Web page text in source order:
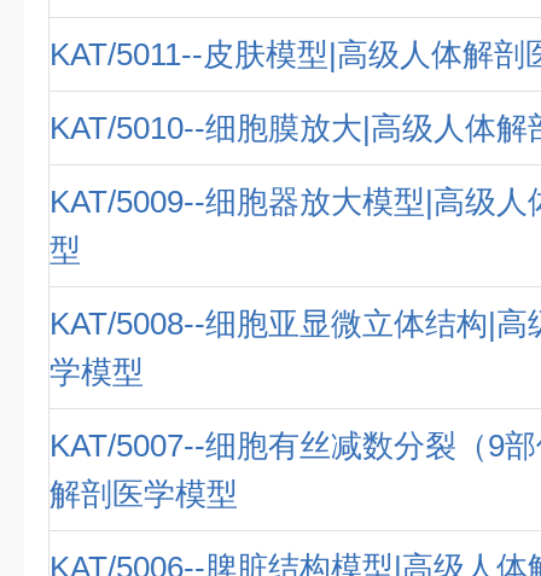
KAT/5011--皮肤模型|高级人体解剖
KAT/5010--细胞膜放大|高级人体解
KAT/5009--细胞器放大模型|高级人
型
KAT/5008--细胞亚显微立体结构|高
学模型
KAT/5007--细胞有丝减数分裂（9
解剖医学模型
KAT/5006--脾脏结构模型|高级人体